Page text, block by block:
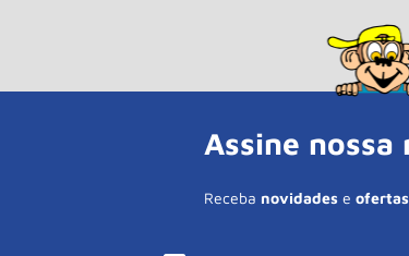
Assine
Receba novidades e ofertas